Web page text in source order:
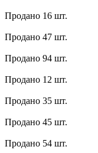
Продано 16 шт.
Продано 47 шт.
Продано 94 шт.
Продано 12 шт.
Продано 35 шт.
Продано 45 шт.
Продано 54 шт.